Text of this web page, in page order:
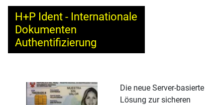
H+P Ident - Internationale
Dokumenten
Authentifizierung
Die neue Server-basierte
Lösung zur sicheren